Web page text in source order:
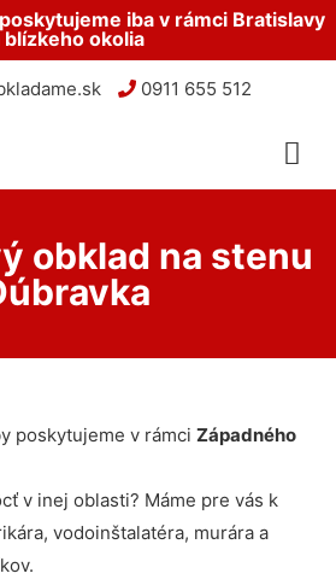
iba v rámci Bratislavy
blízkeho okolia
0911 655 512
obklad na stenu
poskytujeme v rámci Západného
v inej oblasti? Máme pre vás k
vodoinštalatéra, murára a